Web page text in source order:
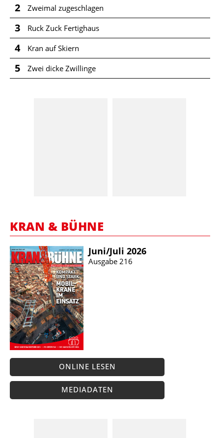
2 Zweimal zugeschlagen
3 Ruck Zuck Fertighaus
4 Kran auf Skiern
5 Zwei dicke Zwillinge
KRAN & BÜHNE
Juni/​Juli 2026
Ausgabe 216
ONLINE LESEN
MEDIADATEN